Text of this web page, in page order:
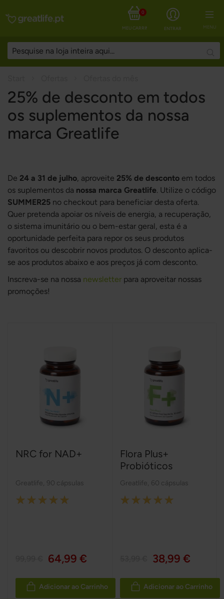
MENU
ENTRAR
MEU CARRINHO
0
25% de desconto em todos
os suplementos da nossa
marca Greatlife
De 24 a 31 de julho, aproveite 25% de desconto em todos
os suplementos da nossa marca Greatlife. Utilize o código
SUMMER25 no checkout para beneficiar desta oferta.
Quer pretenda apoiar os níveis de energia, a recuperação,
o sistema imunitário ou o bem-estar geral, esta é a
oportunidade perfeita para repor os seus produtos
favoritos ou descobrir novos produtos. O desconto aplica-
se aos produtos abaixo e aos preços já com desconto.
Inscreva-se na nossa newsletter para aproveitar nossas
promoções!
NRC for NAD+
Greatlife 90 cápsulas
Rating:
64,99 €
Adicionar ao Carrinho
Flora Plus+
Probióticos
Greatlife 60 cápsulas
Rating:
38,99 €
Adicionar ao Carrinho